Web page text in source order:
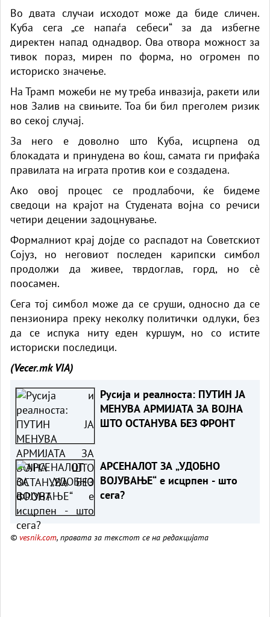
Во двата случаи исходот може да биде сличен.
Куба сега „се напаѓа себеси“ за да избегне
директен напад однадвор. Ова отвора можност за
тивок пораз, мирен по форма, но огромен по
историско значење.
На Трамп можеби не му треба инвазија, ракети или
нов Залив на свињите. Тоа би бил преголем ризик
во секој случај.
За него е доволно што Куба, исцрпена од
блокадата и принудена во ќош, самата ги прифаќа
правилата на играта против кои е создадена.
Ако овој процес се продлабочи, ќе бидеме
сведоци на крајот на Студената војна со речиси
четири децении задоцнување.
Формалниот крај дојде со распадот на Советскиот
Сојуз, но неговиот последен карипски симбол
продолжи да живее, тврдоглав, горд, но сè
поосамен.
Сега тој симбол може да се сруши, односно да се
пензионира преку неколку политички одлуки, без
да се испука ниту еден куршум, но со истите
историски последици.
(Vecer.mkVIA)
Русија и реалноста: ПУТИН ЈА
МЕНУВА АРМИЈАТА ЗА ВОЈНА
ШТО ОСТАНУВА БЕЗ ФРОНТ
АРСЕНАЛОТ ЗА „УДОБНО
ВОЈУВАЊЕ“ е исцрпен - што
сега?
© vesnik.com, правата за текстот се на редакцијата